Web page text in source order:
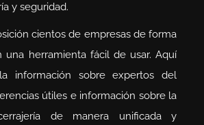
y seguridad.
cientos de empresas de forma
una herramienta fácil de usar. Aquí
información sobre expertos del
útiles e información sobre la
de manera unificada y